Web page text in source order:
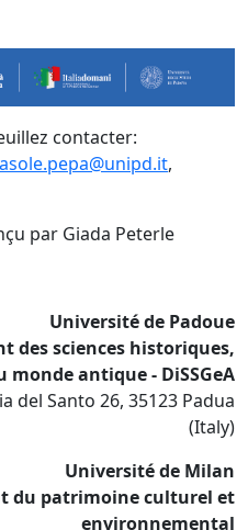
contacter:
,
par Giada Peterle
Université de Padoue
des sciences historiques,
antique - DiSSGeA
del Santo 26, 35123 Padua
(Italy)
Université de Milan
du patrimoine culturel et
environnemental